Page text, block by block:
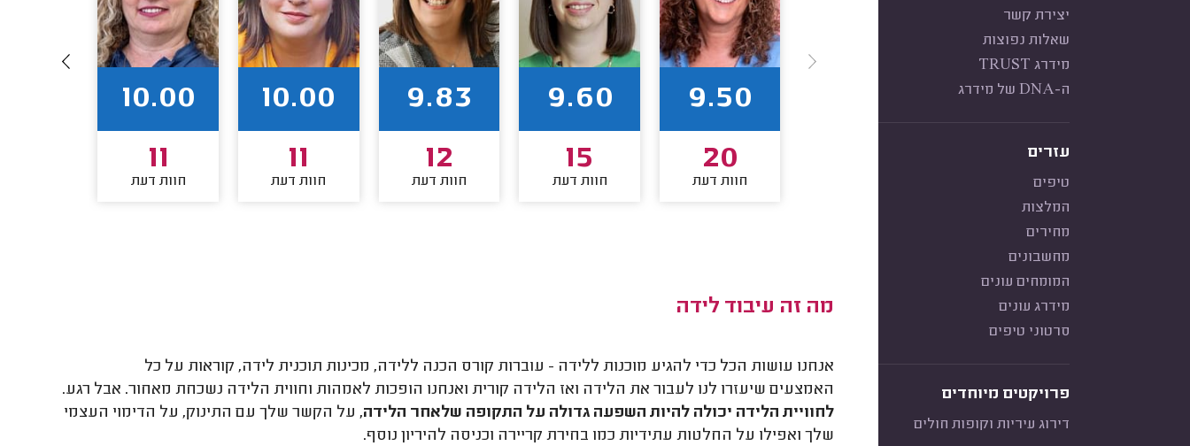
יצירת קשר
שאלות נפוצות
מידרג TRUST
ה-DNA של מידרג
עזרים
טיפים
המלצות
מחירים
מחשבונים
המומחים עונים
מידרג עונים
סרטוני טיפים
פרויקטים מיוחדים
דירוג עיריות וקופות חולים
9.50
20
חוות דעת
9.60
15
חוות דעת
9.83
12
חוות דעת
10.00
11
חוות דעת
10.00
11
חוות דעת
מה זה עיבוד לידה
אנחנו עושות הכל כדי להגיע מוכנות ללידה - עוברות קורס הכנה ללידה, מכינות תוכנית לידה, קוראות על כל
האמצעים שיעזרו לנו לעבור את הלידה ואז הלידה קורית ואנחנו הופכות לאמהות וחווית הלידה נשכחת מאחור. אבל רגע.
לחוויית הלידה יכולה להיות השפעה גדולה על התקופה שלאחר הלידה,על הקשר שלך עם התינוק, על הדימוי העצמי
שלך ואפילו על החלטות עתידיות כמו בחירת קריירה וכניסה להיריון נוסף.